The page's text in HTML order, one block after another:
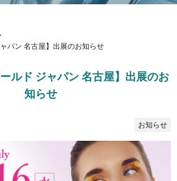
パン 名古屋】出展のお知らせ
ルド ジャパン 名古屋】出展のお
知らせ
お知らせ